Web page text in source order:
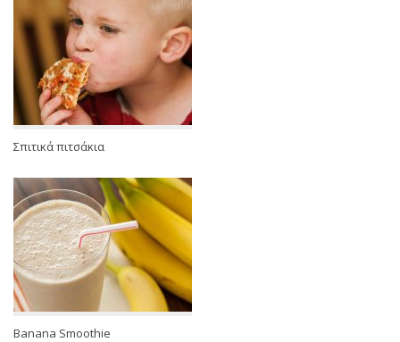
Σπιτικά πιτσάκια
Banana Smoothie